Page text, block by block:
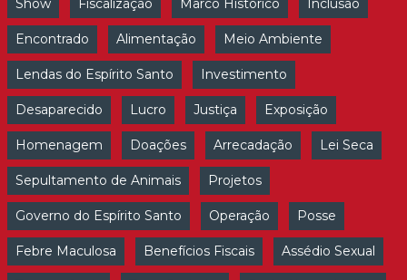
Show Fiscalização Marco Histórico Inclusão
Encontrado Alimentação Meio Ambiente
Lendas do Espírito Santo Investimento
Desaparecido Lucro Justiça Exposição
Homenagem Doações Arrecadação Lei Seca
Sepultamento de Animais Projetos
Governo do Espírito Santo Operação Posse
Febre Maculosa Benefícios Fiscais Assédio Sexual